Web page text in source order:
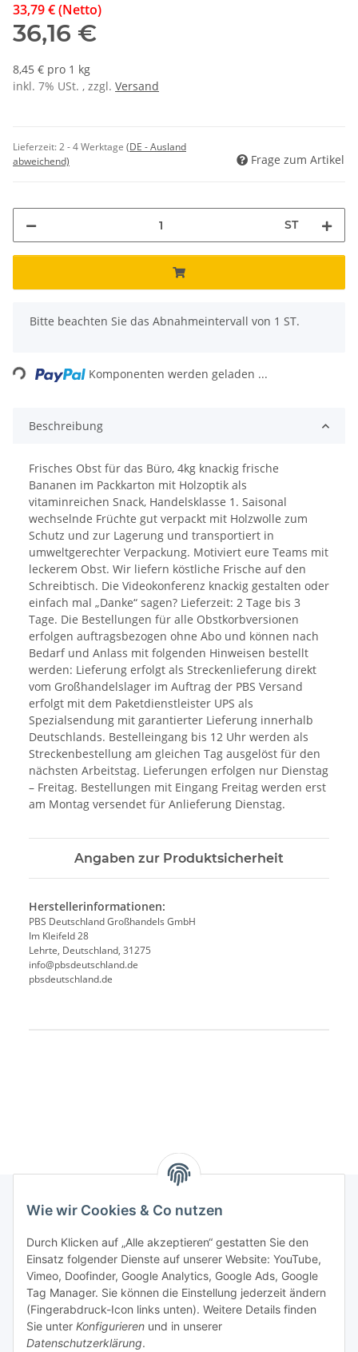
Wie wir Cookies & Co nutzen
Durch Klicken auf „Alle akzeptieren“ gestatten Sie den
Einsatz folgender Dienste auf unserer Website: YouTube,
Vimeo, Doofinder, Google Analytics, Google Ads, Google
Tag Manager. Sie können die Einstellung jederzeit ändern
(Fingerabdruck-Icon links unten). Weitere Details finden
Sie unter Konfigurieren und in unserer
Datenschutzerklärung.
33,79 € (Netto)
36,16 €
8,45 € pro 1 kg
inkl. 7% USt. , zzgl. Versand
Lieferzeit:2 - 4 Werktage (DE - Ausland
abweichend)
Frage zum Artikel
ST
x
Bitte beachten Sie das Abnahmeintervall von 1 ST.
Komponenten werden geladen ...
Beschreibung
Frisches Obst für das Büro, 4kg knackig frische
Bananen im Packkarton mit Holzoptik als
vitaminreichen Snack, Handelsklasse 1. Saisonal
wechselnde Früchte gut verpackt mit Holzwolle zum
Schutz und zur Lagerung und transportiert in
umweltgerechter Verpackung. Motiviert eure Teams mit
leckerem Obst. Wir liefern köstliche Frische auf den
Schreibtisch. Die Videokonferenz knackig gestalten oder
einfach mal „Danke“ sagen? Lieferzeit: 2 Tage bis 3
Tage. Die Bestellungen für alle Obstkorbversionen
erfolgen auftragsbezogen ohne Abo und können nach
Bedarf und Anlass mit folgenden Hinweisen bestellt
werden: Lieferung erfolgt als Streckenlieferung direkt
vom Großhandelslager im Auftrag der PBS Versand
erfolgt mit dem Paketdienstleister UPS als
Spezialsendung mit garantierter Lieferung innerhalb
Deutschlands. Bestelleingang bis 12 Uhr werden als
Streckenbestellung am gleichen Tag ausgelöst für den
nächsten Arbeitstag. Lieferungen erfolgen nur Dienstag
– Freitag. Bestellungen mit Eingang Freitag werden erst
am Montag versendet für Anlieferung Dienstag.
Angaben zur Produktsicherheit
Herstellerinformationen:
PBS Deutschland Großhandels GmbH
Im Kleifeld 28
Lehrte, Deutschland, 31275
info@pbsdeutschland.de
pbsdeutschland.de
Rechtliches
Allgemeines
Firma